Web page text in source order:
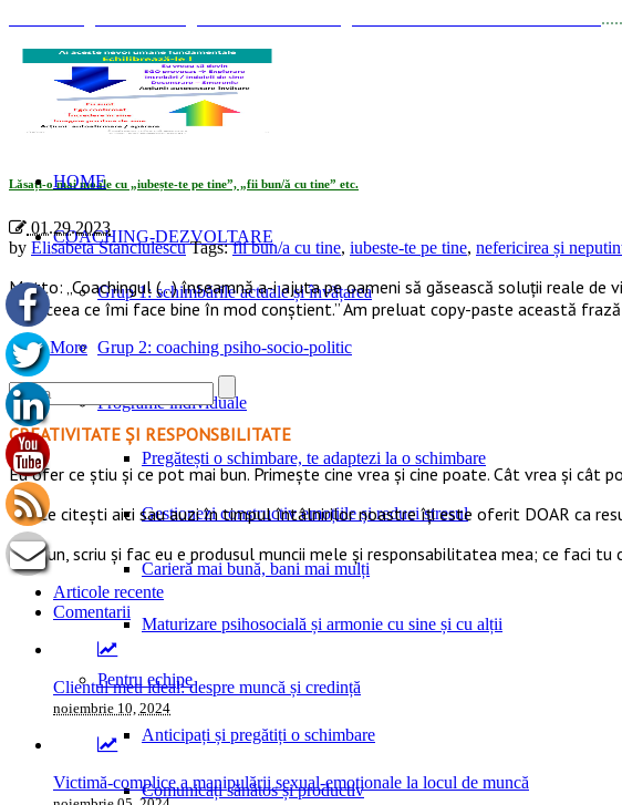
HOME
COACHING-DEZVOLTARE
Grup 1: schimbările actuale și învățarea
Grup 2: coaching psiho-socio-politic
Programe individuale
Pregătești o schimbare, te adaptezi la o schimbare
Gestionezi constructiv emoțiile și reduci stresul
Carieră mai bună, bani mai mulți
Maturizare psihosocială și armonie cu sine și cu alții
Pentru echipe
Anticipați și pregătiți o schimbare
Comunicați sănătos și productiv
Lăsați-o mai moale cu „iubește-te pe tine”, „fii bun/ă cu tine” etc.
01.29.2023
by Elisabeta Stanciulescu Tags:fii bun/a cu tine, iubeste-te pe tine, nefericirea și
Motto: „Coachingul (…) înseamnă a-i ajuta pe oameni să găsească soluții reale
aleg ceea ce îmi face bine în mod conștient.” Am preluat copy-paste această
Read More
CREATIVITATE ȘI RESPONSBILITATE
Eu ofer ce ştiu şi ce pot mai bun. Primeşte cine vrea şi cine poate. Cât vrea şi cât
Tot ce citești aici sau auzi în timpul întâlnirilor noastre îți este oferit DOAR ca
Ce spun, scriu și fac eu e produsul muncii mele și responsabilitatea mea; ce faci
Articole recente
Comentarii
Clientul meu ideal: despre muncă și credință
noiembrie 10, 2024
Victimă-complice a manipulării sexual-emoționale la locul de muncă